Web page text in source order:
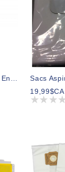
Manchon Télescopique En Acier Inoxydable Avec Dispositif De Protection Du Pouce 1¼” X 38”
19,99$CA